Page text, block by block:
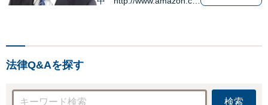
法律Q&Aを探す
検索